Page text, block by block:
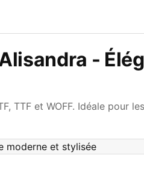
-
TTF et WOFF. Idéale pour